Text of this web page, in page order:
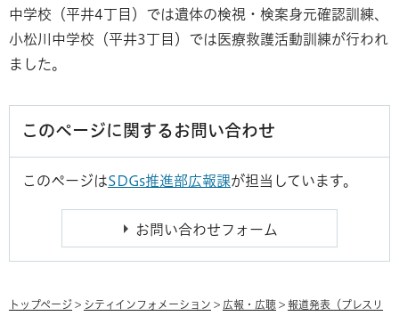
中学校（平井4丁目）では遺体の検視・検案身元確認訓練、
小松川中学校（平井3丁目）では医療救護活動訓練が行われ
ました。
このページに関するお問い合わせ
このページはSDGs推進部広報課が担当しています。
トップページ > シティインフォメーション > 広報・広聴 > 報道発表（プレスリ